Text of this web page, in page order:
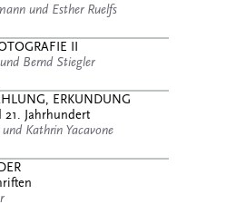
und Esther Ruelfs
II
Bernd Stiegler
ERKUNDUNG
Jahrhundert
Kathrin Yacavone